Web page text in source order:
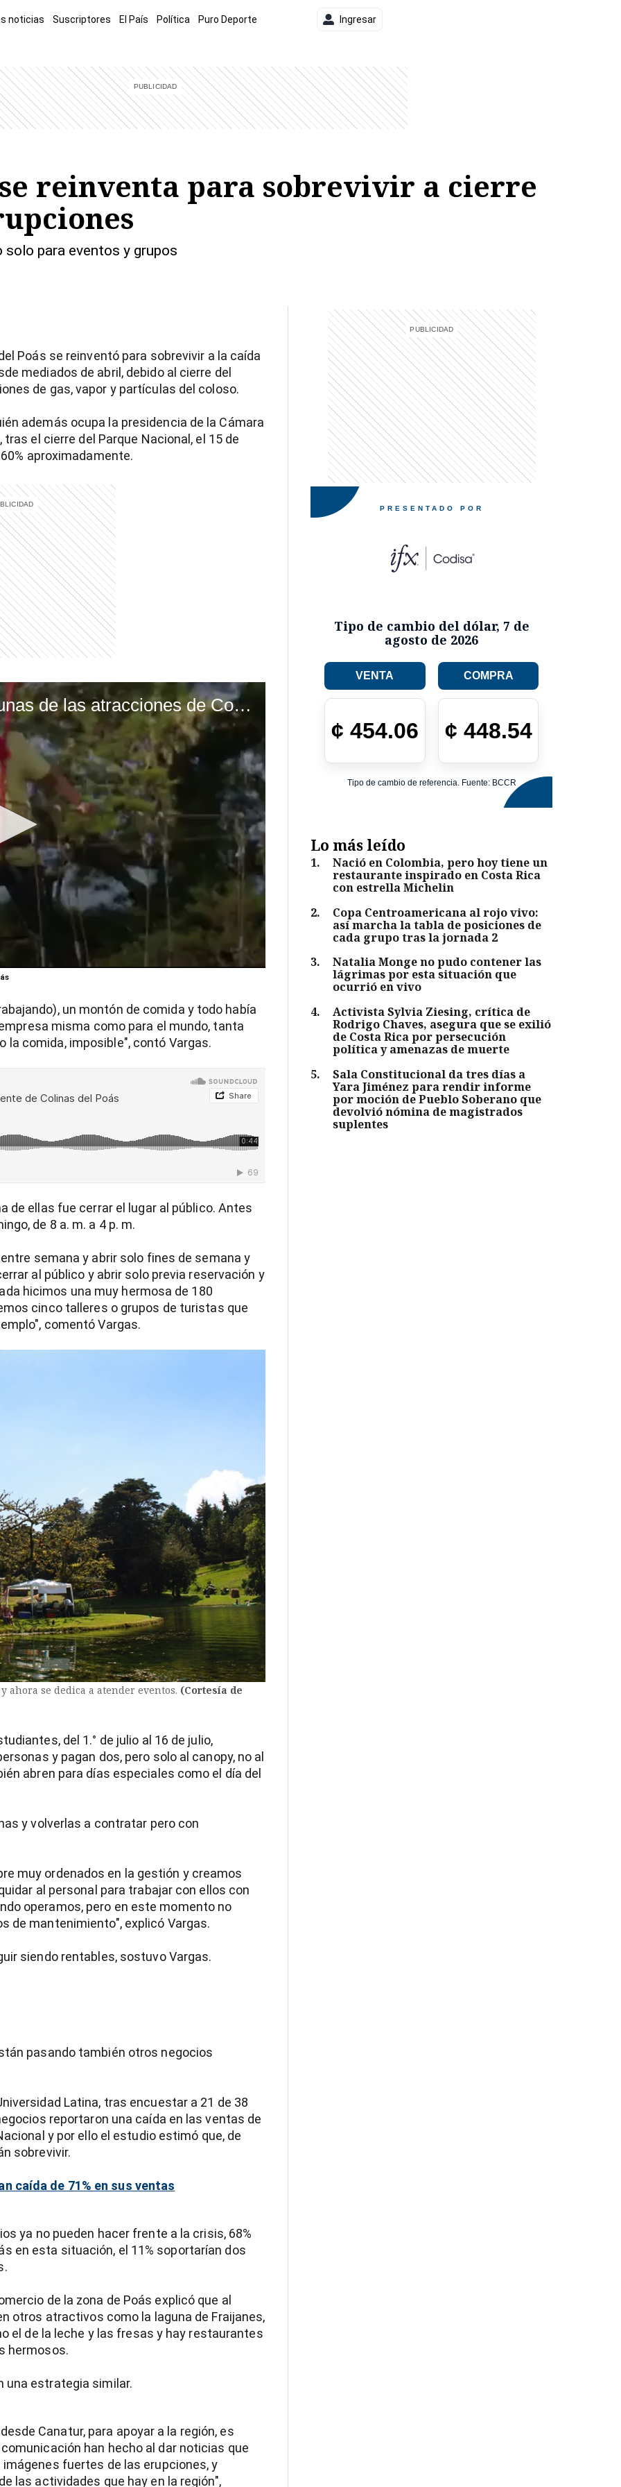
noticias Suscriptores El País Política Puro Deporte Ingresar
reinventa para sobrevivir a cierre
solo para eventos y grupos
Poás se reinventó para sobrevivir a la caída
mediados de abril, debido al cierre del
de gas, vapor y partículas del coloso.
además ocupa la presidencia de la Cámara
el cierre del Parque Nacional, el 15 de
aproximadamente.
(Video) Estas son algunas de las atracciones de Colinas del Poás
un montón de comida y todo había
misma como para el mundo, tanta
la comida, imposible", contó Vargas.
de ellas fue cerrar el lugar al público. Antes
de 8 a. m. a 4 p. m.
semana y abrir solo fines de semana y
al público y abrir solo previa reservación y
hicimos una muy hermosa de 180
cinco talleres o grupos de turistas que
comentó Vargas.
ahora se dedica a atender eventos. (Cortesía de
del 1.° de julio al 16 de julio,
y pagan dos, pero solo al canopy, no al
abren para días especiales como el día del
y volverlas a contratar pero con
muy ordenados en la gestión y creamos
al personal para trabajar con ellos con
operamos, pero en este momento no
de mantenimiento", explicó Vargas.
siendo rentables, sostuvo Vargas.
pasando también otros negocios
Latina, tras encuestar a 21 de 38
reportaron una caída en las ventas de
y por ello el estudio estimó que, de
sobrevivir.
caída de 71% en sus ventas
ya no pueden hacer frente a la crisis, 68%
en esta situación, el 11% soportarían dos
de la zona de Poás explicó que al
otros atractivos como la laguna de Fraijanes,
el de la leche y las fresas y hay restaurantes
hermosos.
una estrategia similar.
Canatur, para apoyar a la región, es
han hecho al dar noticias que
fuertes de las erupciones, y
las actividades que hay en la región",
PRESENTADO POR
Tipo de cambio del dólar, 7 de
agosto de 2026
VENTA COMPRA
¢ 454.06 ¢ 448.54
Tipo de cambio de referencia. Fuente: BCCR
Lo más leído
1.
Nació en Colombia, pero hoy tiene un
restaurante inspirado en Costa Rica
con estrella Michelin
2.
Copa Centroamericana al rojo vivo:
así marcha la tabla de posiciones de
cada grupo tras la jornada 2
3.
Natalia Monge no pudo contener las
lágrimas por esta situación que
ocurrió en vivo
4.
Activista Sylvia Ziesing, crítica de
Rodrigo Chaves, asegura que se exilió
de Costa Rica por persecución
política y amenazas de muerte
5.
Sala Constitucional da tres días a
Yara Jiménez para rendir informe
por moción de Pueblo Soberano que
devolvió nómina de magistrados
suplentes